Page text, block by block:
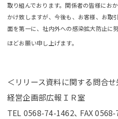
取り組んでおります。関係者の皆様にお
かけ致しますが、今後も、お客様、お取
面を第一に、社内外への感染拡大防止に
ほどお願い申し上げます。
＜リリース資料に関する問合せ
経営企画部広報ＩＲ室
TEL 0568-74-1462､ FAX